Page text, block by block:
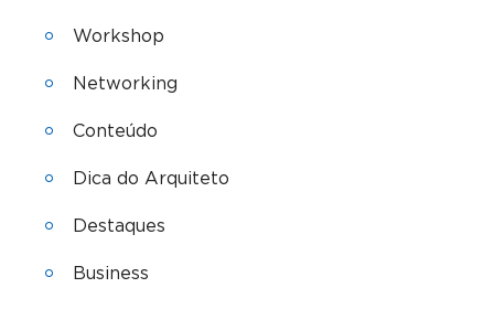
Workshop
Networking
Conteúdo
Dica do Arquiteto
Destaques
Business